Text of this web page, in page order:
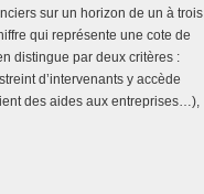
sur un horizon de un à trois
qui représente une cote de
distingue par deux critères :
d’intervenants y accède
des aides aux entreprises…),